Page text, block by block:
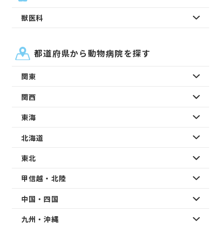
獣医科
都道府県から動物病院を探す
関東
関西
東海
北海道
東北
甲信越・北陸
中国・四国
九州・沖縄